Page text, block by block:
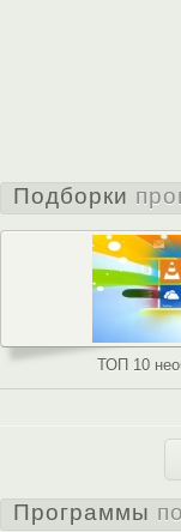
Подборки
ТОП 10
Программы